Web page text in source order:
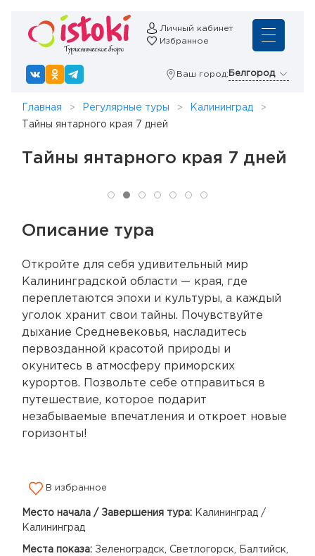
Личный кабинет
Избранное
Ваш город: Белгород
Главная Регулярные туры
Калининград
Тайны янтарного края 7 дней
Тайны янтарного края 7 дней
Описание тура
Откройте для себя удивительный мир
Калининградской области — края, где
переплетаются эпохи и культуры, а каждый
уголок хранит свои тайны. Почувствуйте
дыхание Средневековья, насладитесь
первозданной красотой природы и
окунитесь в атмосферу приморских
курортов. Позвольте себе отправиться в
путешествие, которое подарит
незабываемые впечатления и откроет новые
горизонты!
В избранное
Место начала / Завершения тура: Калининград /
Калининград
Места показа: Зеленоградск, Светлогорск, Балтийск,